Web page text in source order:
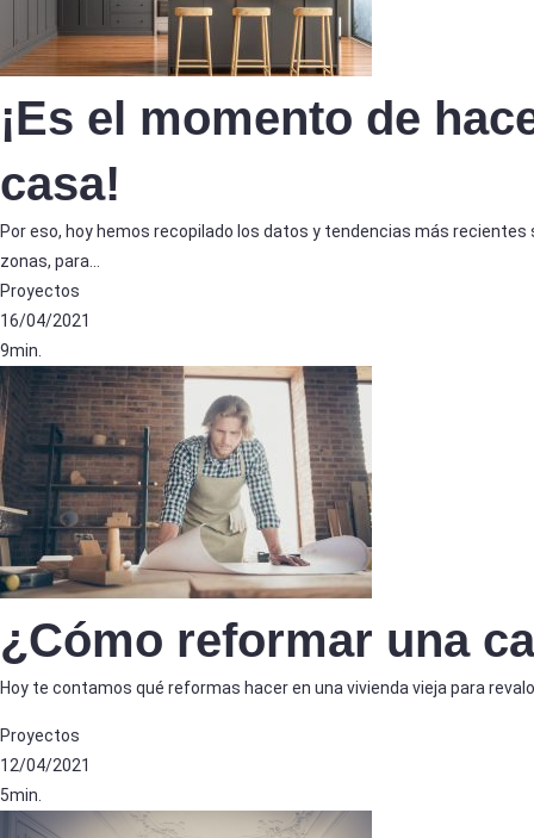
¡Es el momento de
casa!
Por eso, hoy hemos recopilado los datos y tendencias más
zonas, para…
Proyectos
16/04/2021
9min.
¿Cómo reformar una
Hoy te contamos qué reformas hacer en una vivienda vieja para
Proyectos
12/04/2021
5min.